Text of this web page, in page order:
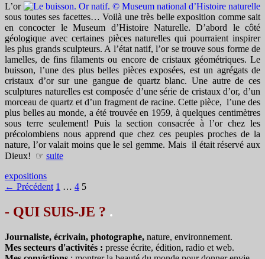
L’or
sous toutes ses facettes… Voilà une très belle exposition comme sait
en concocter le Museum d’Histoire Naturelle. D’abord le côté
géologique avec certaines pièces naturelles qui pourraient inspirer
les plus grands sculpteurs. A l’état natif, l’or se trouve sous forme de
lamelles, de fins filaments ou encore de cristaux géométriques. Le
buisson, l’une des plus belles pièces exposées, est un agrégats de
cristaux d’or sur une gangue de quartz blanc. Une autre de ces
sculptures naturelles est composée d’une série de cristaux d’or, d’un
morceau de quartz et d’un fragment de racine. Cette pièce, l’une des
plus belles au monde, a été trouvée en 1959, à quelques centimètres
sous terre seulement! Puis la section consacrée à l’or chez les
précolombiens nous apprend que chez ces peuples proches de la
nature, l’or valait moins que le sel gemme. Mais il était réservé aux
Dieux! ☞ suite
expositions
Navigation
articles
← Précédent 1 … 4 5
- QUI SUIS-JE ? .
Journaliste, écrivain, photographe, nature, environnement.
Mes secteurs d'activités : presse écrite, édition, radio et web.